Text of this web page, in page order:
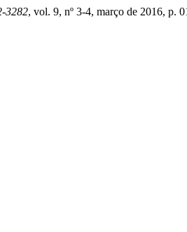
3282, vol. 9, nº 3-4, março de 2016, p.